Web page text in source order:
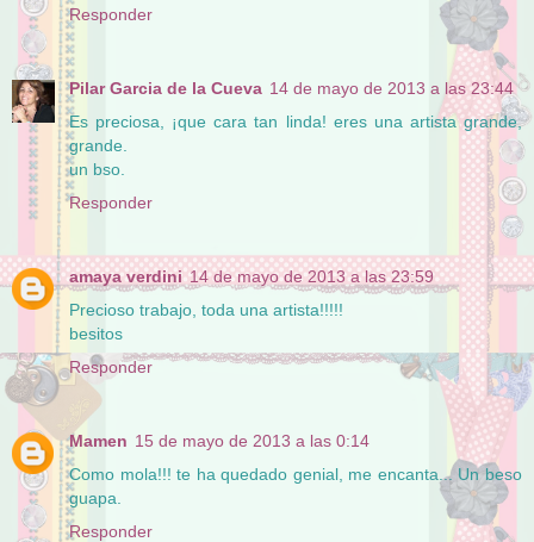
Responder
Pilar Garcia de la Cueva 14 de mayo de 2013 a las 23:44
Es preciosa, ¡que cara tan linda! eres una artista grande,
grande.
un bso.
Responder
amaya verdini 14 de mayo de 2013 a las 23:59
Precioso trabajo, toda una artista!!!!!
besitos
Responder
Mamen 15 de mayo de 2013 a las 0:14
Como mola!!! te ha quedado genial, me encanta... Un beso
guapa.
Responder